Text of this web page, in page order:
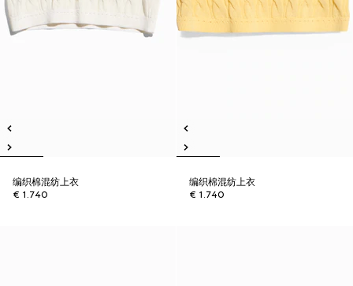
编织棉混纺上衣
€ 1.740
编织棉混纺上衣
€ 1.740